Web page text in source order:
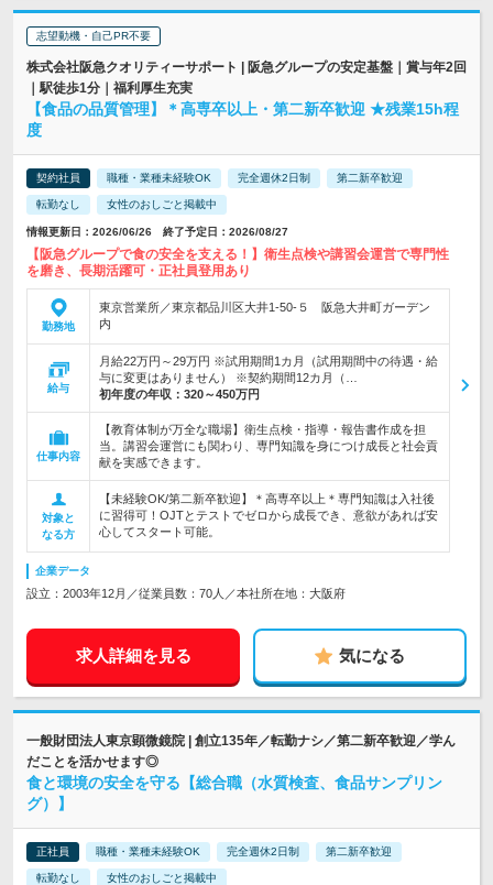
志望動機・自己PR不要
株式会社阪急クオリティーサポート | 阪急グループの安定基盤｜賞与年2回
｜駅徒歩1分｜福利厚生充実
【食品の品質管理】＊高専卒以上・第二新卒歓迎 ★残業15h程
度
契約社員 職種・業種未経験OK 完全週休2日制 第二新卒歓迎
転勤なし 女性のおしごと掲載中
情報更新日：2026/06/26 終了予定日：2026/08/27
【阪急グループで食の安全を支える！】衛生点検や講習会運営で専門性
を磨き、長期活躍可・正社員登用あり
勤務地
東京営業所／東京都品川区大井1-50-５ 阪急大井町ガーデン
内
給与
月給22万円～29万円 ※試用期間1カ月（試用期間中の待遇・給
与に変更はありません） ※契約期間12カ月（…
初年度の年収： 320～450万円
仕事内容
【教育体制が万全な職場】衛生点検・指導・報告書作成を担
当。講習会運営にも関わり、専門知識を身につけ成長と社会貢
献を実感できます。
対象と
なる方
【未経験OK/第二新卒歓迎】＊高専卒以上＊専門知識は入社後
に習得可！OJTとテストでゼロから成長でき、意欲があれば安
心してスタート可能。
企業データ
設立：2003年12月／従業員数：70人／本社所在地：大阪府
求人詳細を見る 気になる
一般財団法人東京顕微鏡院 | 創立135年／転勤ナシ／第二新卒歓迎／学ん
だことを活かせます◎
食と環境の安全を守る【総合職（水質検査、食品サンプリン
グ）】
正社員 職種・業種未経験OK 完全週休2日制 第二新卒歓迎
転勤なし 女性のおしごと掲載中